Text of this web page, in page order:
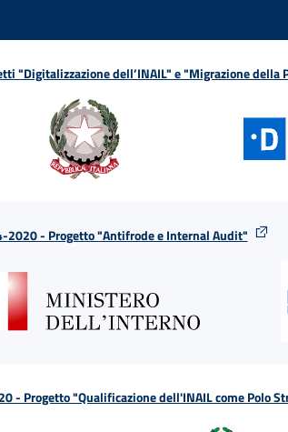
"Digitalizzazione dell’INAIL" e "Migrazione della
2020 - Progetto "Antifrode e Internal Audit"
- Progetto "Qualificazione dell'INAIL come Polo